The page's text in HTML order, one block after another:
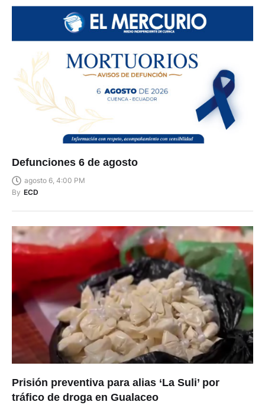
Defunciones 6 de agosto
agosto 6, 4:00 PM
By ECD
Prisión preventiva para alias ‘La Suli’ por
tráfico de droga en Gualaceo